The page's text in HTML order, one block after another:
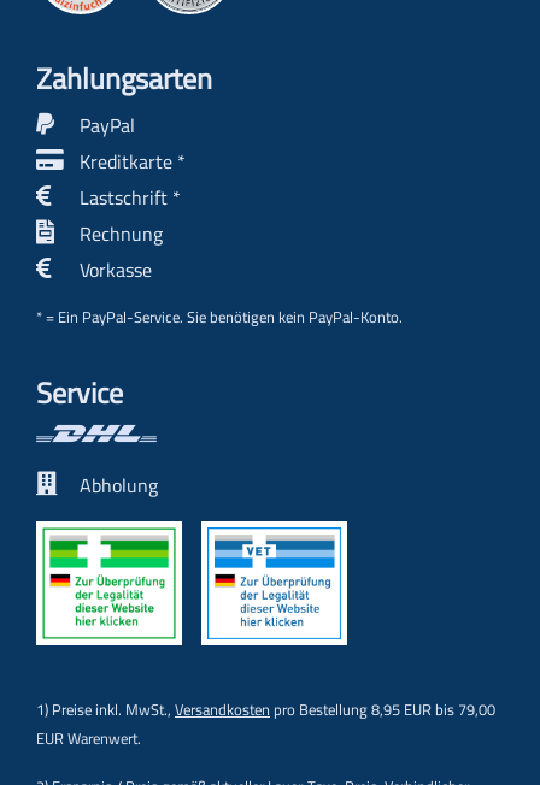
Zahlungs­arten
PayPal
Kreditkarte *
Lastschrift *
Rechnung
Vorkasse
* = Ein PayPal-Service. Sie benötigen kein PayPal-Konto.
Service
Abholung
1) Preise inkl. MwSt.,Versandkosten pro Bestellung 8,95 EUR bis 79,00
EUR Warenwert.